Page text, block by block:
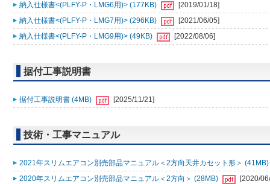
納入仕様書<(PLFY-P・LMG6用)> (177KB)
[2019/01/18]
納入仕様書<(PLFY-P・LMG7用)> (296KB)
[2021/06/05]
納入仕様書<(PLFY-P・LMG9用)> (49KB)
[2022/08/06]
据付工事説明書
据付工事説明書 (4MB) [2025/11/21]
技術・工事マニュアル
2021年スリムエアコン別売部品マニュアル＜2方向天井カセット形＞ (41MB)
2020年スリムエアコン別売部品マニュアル＜2方向＞ (28MB)
[2020/